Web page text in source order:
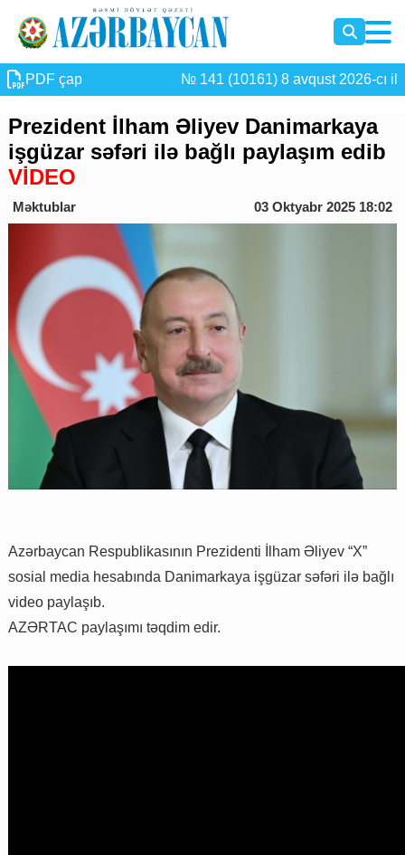
PDF çap № 141 (10161) 8 avqust 2026-cı il
Prezident İlham Əliyev Danimarkaya
işgüzar səfəri ilə bağlı paylaşım edib
VİDEO
Məktublar 03 Oktyabr 2025 18:02
Azərbaycan Respublikasının Prezidenti İlham Əliyev “X”
sosial media hesabında Danimarkaya işgüzar səfəri ilə bağlı
video paylaşıb.
AZƏRTAC paylaşımı təqdim edir.